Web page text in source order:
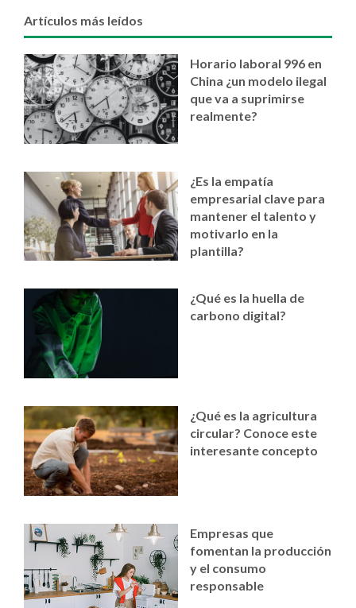
Artículos más leídos
Horario laboral 996 en
China ¿un modelo ilegal
que va a suprimirse
realmente?
¿Es la empatía
empresarial clave para
mantener el talento y
motivarlo en la
plantilla?
¿Qué es la huella de
carbono digital?
¿Qué es la agricultura
circular? Conoce este
interesante concepto
Empresas que
fomentan la producción
y el consumo
responsable